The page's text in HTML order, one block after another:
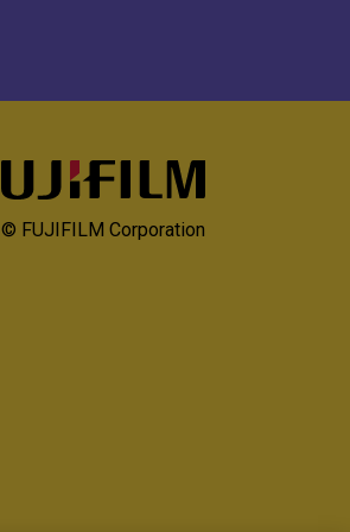
© FUJIFILM Corporation